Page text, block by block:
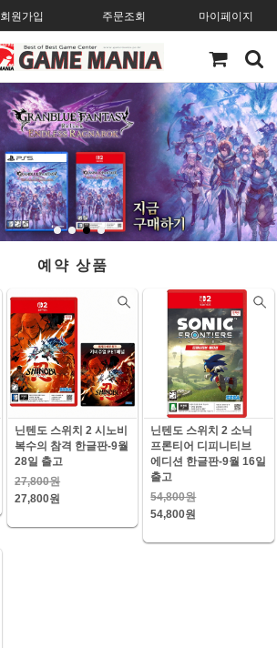
회원가입 주문조회 마이페이지
예약 상품
닌텐도 스위치 2 시노비
복수의 참격 한글판-9월
28일 출고
27,800원
27,800원
닌텐도 스위치 2 소닉
프론티어 디피니티브
에디션 한글판-9월 16일
출고
54,800원
54,800원